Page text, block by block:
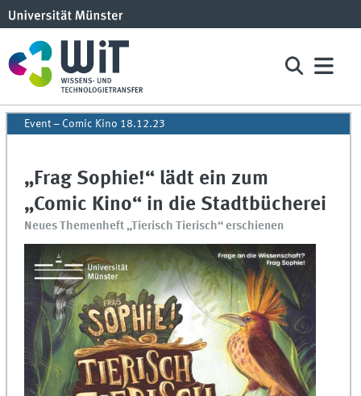
Event – Comic Kino 18.12.23
„Frag Sophie!“ lädt ein zum
„Comic Kino“ in die Stadtbücherei
Neues Themenheft „Tierisch Tierisch“ erschienen